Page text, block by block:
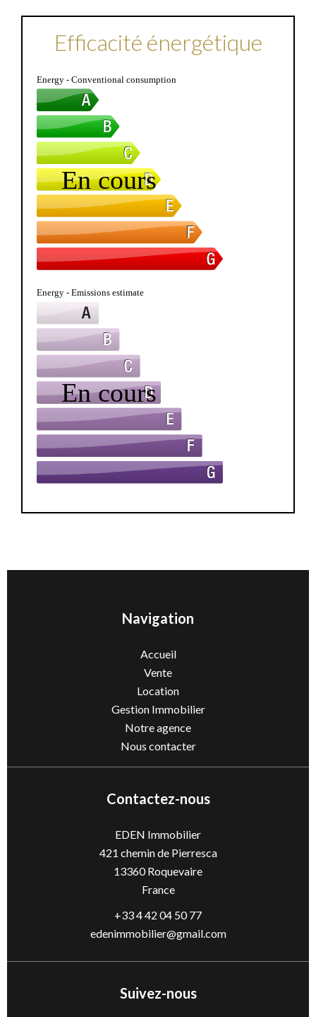
Efficacité énergétique
Navigation
Accueil
Vente
Location
Gestion Immobilier
Notre agence
Nous contacter
Contactez-nous
EDEN Immobilier
421 chemin de Pierresca
13360Roquevaire
France
+33 4 42 04 50 77
edenimmobilier@gmail.com
Suivez-nous